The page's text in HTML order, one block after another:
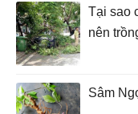
Tại sao
nên
Sâm